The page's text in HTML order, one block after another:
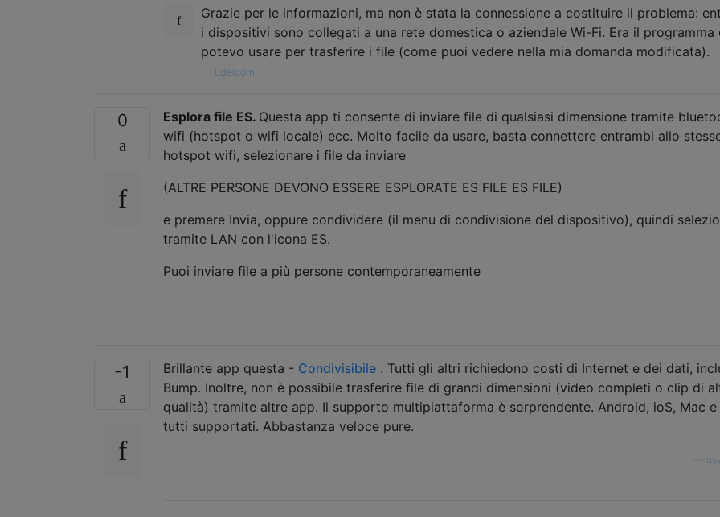
Grazie per le informazioni, ma non è stata la connessione a costituire il problema:
i dispositivi sono collegati a una rete domestica o aziendale Wi-Fi. Era il programma
potevo usare per trasferire i file (come puoi vedere nella mia domanda modificata).
Edelcom,
0 Esplora file ES. Questa app ti consente di inviare file di qualsiasi dimensione tramite
wifi (hotspot o wifi locale) ecc. Molto facile da usare, basta connettere entrambi allo
hotspot wifi, selezionare i file da inviare
(ALTRE PERSONE DEVONO ESSERE ESPLORATE ES FILE ES FILE)
e premere Invia, oppure condividere (il menu di condivisione del dispositivo), quindi
tramite LAN con l'icona ES.
Puoi inviare file a più persone contemporaneamente
-1 Brillante app questa - Condivisibile . Tutti gli altri richiedono costi di Internet e dei dati,
Bump. Inoltre, non è possibile trasferire file di grandi dimensioni (video completi o clip di
qualità) tramite altre app. Il supporto multipiattaforma è sorprendente. Android, ioS, Mac e
tutti supportati. Abbastanza veloce pure.